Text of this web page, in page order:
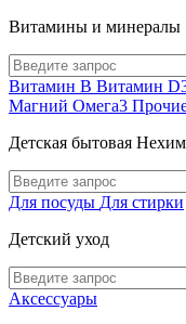
Витамины и минералы
Витамин В Витамин
Магний Омега3
Детская бытовая
Для посуды Для стирки
Детский уход
Аксессуары